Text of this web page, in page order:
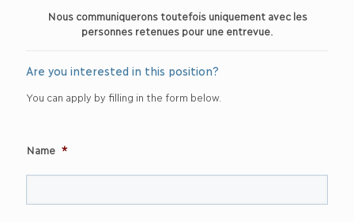
Nous communiquerons toutefois uniquement avec les
personnes retenues pour une entrevue.
Are you interested in this position?
You can apply by filling in the form below.
Name *